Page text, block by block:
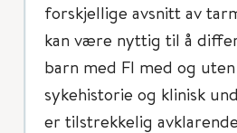
forskjellige avsnitt av
kan være nyttig til å
barn med FI med og
sykehistorie og klinisk
er tilstrekkelig